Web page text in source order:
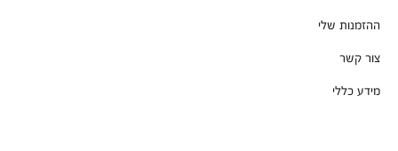
ההזמנות שלי
צור קשר
מידע כללי